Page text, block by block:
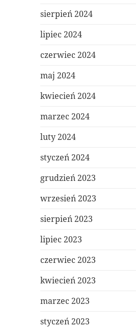
sierpień 2024
lipiec 2024
czerwiec 2024
maj 2024
kwiecień 2024
marzec 2024
luty 2024
styczeń 2024
grudzień 2023
wrzesień 2023
sierpień 2023
lipiec 2023
czerwiec 2023
kwiecień 2023
marzec 2023
styczeń 2023